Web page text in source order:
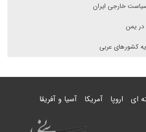
خارجی ایران
یمن
کشورهای عربی
ای اروپا آمریکا آسیا و آفریقا